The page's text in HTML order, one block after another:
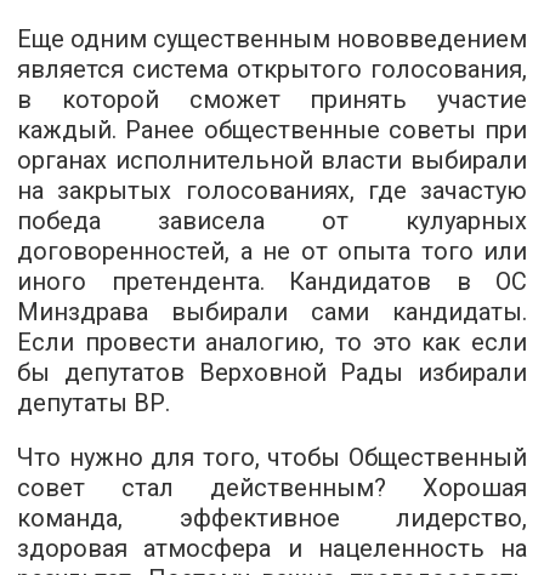
Еще одним существенным нововведением
является система открытого голосования,
в которой сможет принять участие
каждый. Ранее общественные советы при
органах исполнительной власти выбирали
на закрытых голосованиях, где зачастую
победа зависела от кулуарных
договоренностей, а не от опыта того или
иного претендента. Кандидатов в ОС
Минздрава выбирали сами кандидаты.
Если провести аналогию, то это как если
бы депутатов Верховной Рады избирали
депутаты ВР.
Что нужно для того, чтобы Общественный
совет стал действенным? Хорошая
команда, эффективное лидерство,
здоровая атмосфера и нацеленность на